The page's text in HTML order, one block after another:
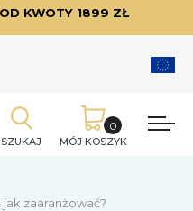
KWOTY 1899 ZŁ
SZUKAJ MÓJ KOSZYK
zaaranżować?